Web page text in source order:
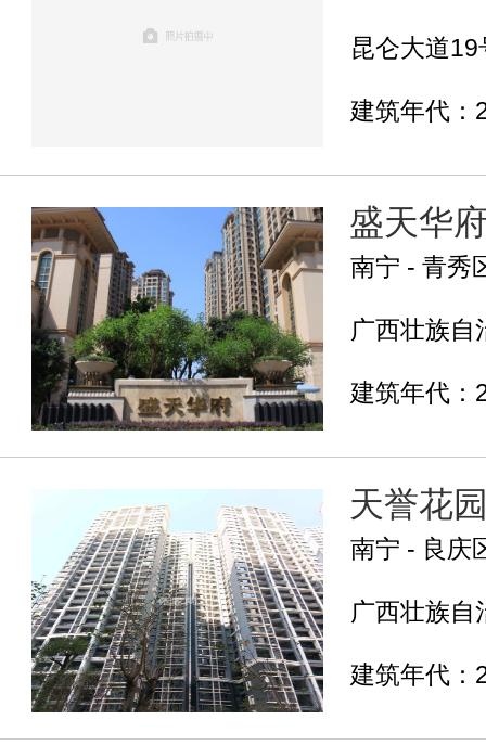
昆仑大道19
建筑年代：
盛天华
南宁 - 青秀
广西壮族自
建筑年代：
天誉花
南宁 - 良庆
广西壮族自
建筑年代：